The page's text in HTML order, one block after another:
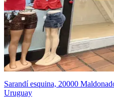
Sarandí esquina, 20000
Uruguay